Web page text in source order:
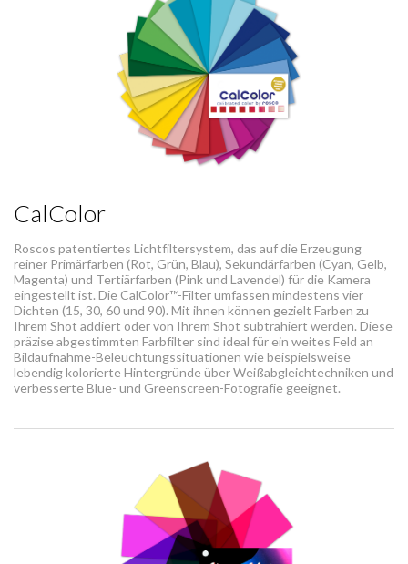
CalColor
Roscos patentiertes Lichtfiltersystem, das auf die Erzeugung
reiner Primärfarben (Rot, Grün, Blau), Sekundärfarben (Cyan, Gelb,
Magenta) und Tertiärfarben (Pink und Lavendel) für die Kamera
eingestellt ist. Die CalColor™-Filter umfassen mindestens vier
Dichten (15, 30, 60 und 90). Mit ihnen können gezielt Farben zu
Ihrem Shot addiert oder von Ihrem Shot subtrahiert werden. Diese
präzise abgestimmten Farbfilter sind ideal für ein weites Feld an
Bildaufnahme-Beleuchtungssituationen wie beispielsweise
lebendig kolorierte Hintergründe über Weißabgleichtechniken und
verbesserte Blue- und Greenscreen-Fotografie geeignet.